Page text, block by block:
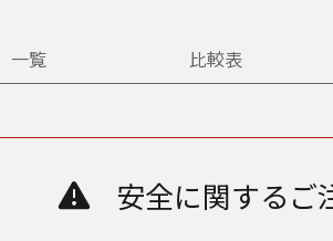
一覧 比較表
安全に関するご